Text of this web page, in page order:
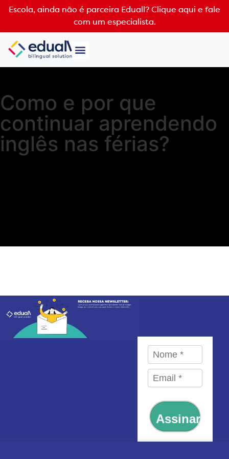
Escola, ainda não é parceira Eduall? Clique aqui e fale
com um especialista.
Como e por que
continuar aprendendo
inglês nas férias?
Assinar